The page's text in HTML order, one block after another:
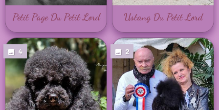
Petit Page Du Petit Lord Ustang Du Petit Lord
4 2